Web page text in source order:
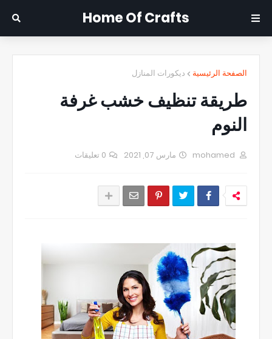
Home Of Crafts
الصفحة الرئيسية ديكورات المنازل
طريقة تنظيف خشب غرفة
النوم
مارس 07, 2021 0 تعليقات